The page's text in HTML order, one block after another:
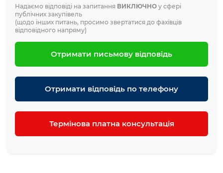
Надаємо відповіді на запитання ВИКЛЮЧНО у сфері
публічних закупівель
(щодо інших питань, просимо звертатися до фахівців
відповідного напряму)
Отримати письмову відповідь
Отримати відповідь по телефону
Термінова платна консультація